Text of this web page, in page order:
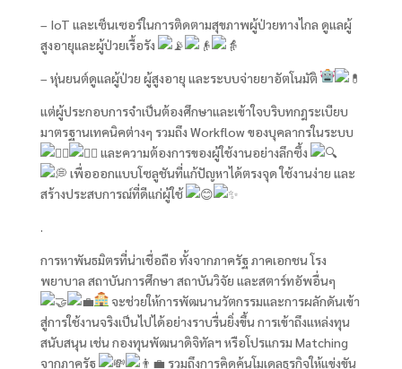
– IoT และเซ็นเซอร์ในการติดตามสุขภาพผู้ป่วยทางไกล ดูแลผู้
สูงอายุและผู้ป่วยเรื้อรัง
– หุ่นยนต์ดูแลผู้ป่วย ผู้สูงอายุ และระบบจ่ายยาอัตโนมัติ
แต่ผู้ประกอบการจำเป็นต้องศึกษาและเข้าใจบริบทกฎระเบียบ
มาตรฐานเทคนิคต่างๆ รวมถึง Workflow ของบุคลากรในระบบ
และความต้องการของผู้ใช้งานอย่างลึกซึ้ง
เพื่อออกแบบโซลูชันที่แก้ปัญหาได้ตรงจุด ใช้งานง่าย และ
สร้างประสบการณ์ที่ดีแก่ผู้ใช้
.
การหาพันธมิตรที่น่าเชื่อถือ ทั้งจากภาครัฐ ภาคเอกชน โรง
พยาบาล สถาบันการศึกษา สถาบันวิจัย และสตาร์ทอัพอื่นๆ
จะช่วยให้การพัฒนานวัตกรรมและการผลักดันเข้า
สู่การใช้งานจริงเป็นไปได้อย่างราบรื่นยิ่งขึ้น การเข้าถึงแหล่งทุน
สนับสนุน เช่น กองทุนพัฒนาดิจิทัลฯ หรือโปรแกรม Matching
จากภาครัฐ
รวมถึงการคิดค้นโมเดลธุรกิจให้แข่งขัน